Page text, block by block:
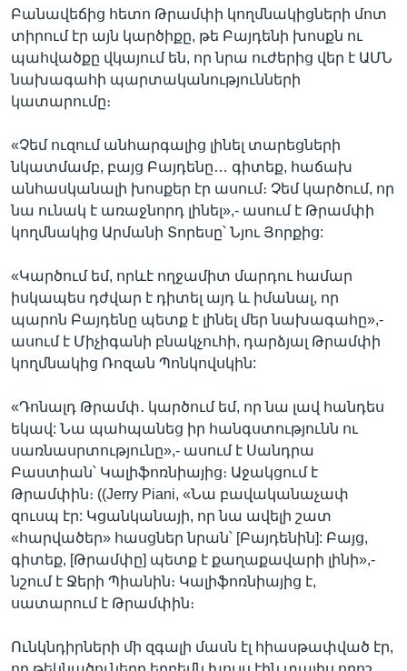
Բանավեճից հետո Թրամփի կողմնակիցների մոտ
տիրում էր այն կարծիքը, թե Բայդենի խոսքն ու
պահվածքը վկայում են, որ նրա ուժերից վեր է ԱՄՆ
նախագահի պարտականությունների
կատարումը։
«Չեմ ուզում անհարգալից լինել տարեցների
նկատմամբ, բայց Բայդենը… գիտեք, հաճախ
անհասկանալի խոսքեր էր ասում։ Չեմ կարծում, որ
նա ունակ է առաջնորդ լինել»,- ասում է Թրամփի
կողմնակից Արմանի Տորեսը՝ Նյու Յորքից:
«Կարծում եմ, որևէ ողջամիտ մարդու համար
իսկապես դժվար է դիտել այդ և իմանալ, որ
պարոն Բայդենը պետք է լինել մեր նախագահը»,-
ասում է Միչիգանի բնակչուհի, դարձյալ Թրամփի
կողմնակից Ռոզան Պոնկովսկին:
«Դոնալդ Թրամփ․ կարծում եմ, որ նա լավ հանդես
եկավ: Նա պահպանեց իր հանգստությունն ու
սառնասրտությունը»,- ասում է Սանդրա
Բաստիան՝ Կալիֆոռնիայից։ Աջակցում է
Թրամփին։ ((Jerry Piani, «Նա բավականաչափ
զուսպ էր: Կցանկանայի, որ նա ավելի շատ
«հարվածեր» հասցներ նրան՝ [Բայդենին]: Բայց,
գիտեք, [Թրամփը] պետք է քաղաքավարի լինի»,-
նշում է Ջերի Պիանին։ Կալիֆոռնիայից է,
սատարում է Թրամփին։
Ունկնդիրների մի զգալի մասն էլ հիասթափված էր,